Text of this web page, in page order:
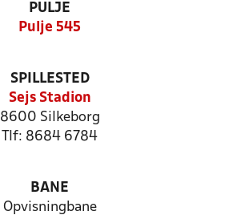
PULJE
Pulje 545
SPILLESTED
Sejs Stadion
8600 Silkeborg
Tlf: 8684 6784
BANE
Opvisningbane